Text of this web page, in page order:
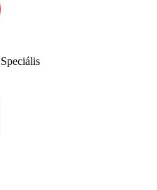
Speciális